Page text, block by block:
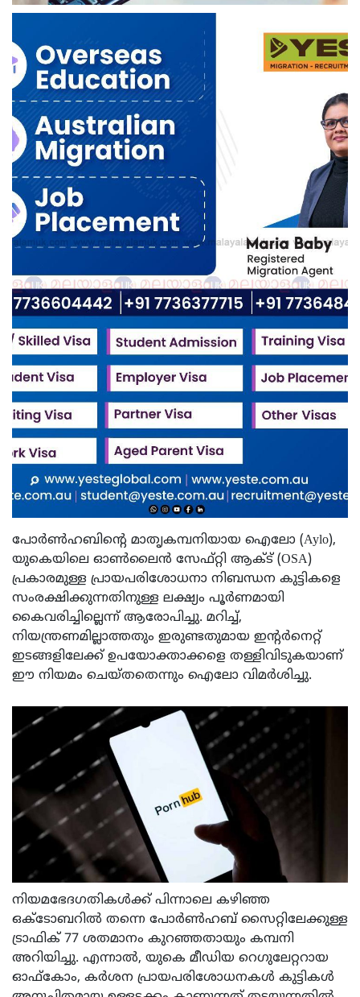
പോർൺഹബിന്റെ മാതൃകമ്പനിയായ ഐലോ (Aylo),
യുകെയിലെ ഓൺലൈൻ സേഫ്റ്റി ആക്ട് (OSA)
പ്രകാരമുള്ള പ്രായപരിശോധനാ നിബന്ധന കുട്ടികളെ
സംരക്ഷിക്കുന്നതിനുള്ള ലക്ഷ്യം പൂർണമായി
കൈവരിച്ചില്ലെന്ന് ആരോപിച്ചു. മറിച്ച്,
നിയന്ത്രണമില്ലാത്തതും ഇരുണ്ടതുമായ ഇന്റർനെറ്റ്
ഇടങ്ങളിലേക്ക് ഉപയോക്താക്കളെ തള്ളിവിടുകയാണ്
ഈ നിയമം ചെയ്തതെന്നും ഐലോ വിമർശിച്ചു.
നിയമഭേദഗതികൾക്ക് പിന്നാലെ കഴിഞ്ഞ
ഒക്ടോബറിൽ തന്നെ പോർൺഹബ് സൈറ്റിലേക്കുള്ള
ട്രാഫിക് 77 ശതമാനം കുറഞ്ഞതായും കമ്പനി
അറിയിച്ചു. എന്നാൽ, യുകെ മീഡിയ റെഗുലേറ്ററായ
ഓഫ്കോം, കർശന പ്രായപരിശോധനകൾ കുട്ടികൾ